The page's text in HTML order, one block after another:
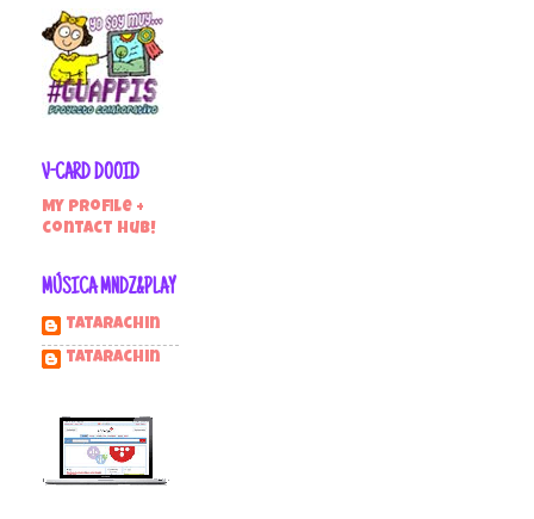
V-CARD DOOID
My profile +
contact hub!
MÚSICA MNDZ&PLAY
Tatarachin
tatarachin